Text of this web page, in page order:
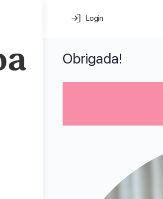
Login
Obrigada!